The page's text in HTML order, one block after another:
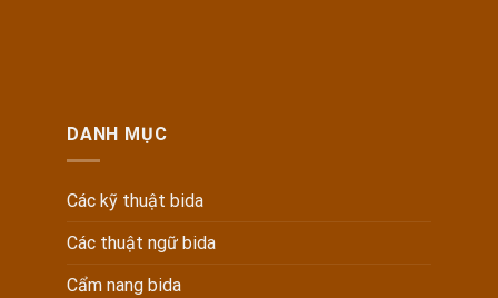
DANH MỤC
Các kỹ thuật bida
Các thuật ngữ bida
Cẩm nang bida